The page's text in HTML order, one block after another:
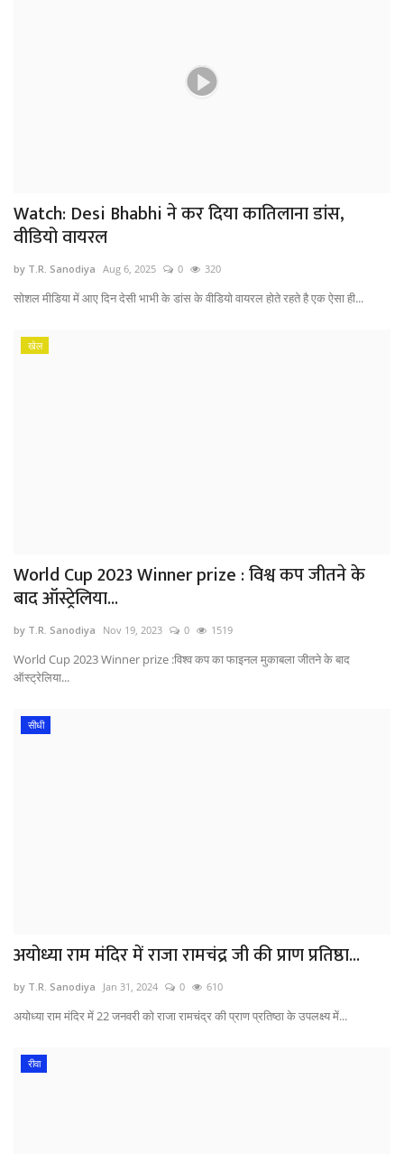
Watch: Desi Bhabhi ने कर दिया कातिलाना डांस,
वीडियो वायरल
by T.R. Sanodiya Aug 6, 2025 0 320
सोशल मीडिया में आए दिन देसी भाभी के डांस के वीडियो वायरल होते रहते है एक ऐसा ही...
खेल
World Cup 2023 Winner prize : विश्व कप जीतने के
बाद ऑस्ट्रेलिया...
by T.R. Sanodiya Nov 19, 2023 0 1519
World Cup 2023 Winner prize :विश्व कप का फाइनल मुकाबला जीतने के बाद
ऑस्ट्रेलिया...
सीधी
अयोध्या राम मंदिर में राजा रामचंद्र जी की प्राण प्रतिष्ठा...
by T.R. Sanodiya Jan 31, 2024 0 610
अयोध्या राम मंदिर में 22 जनवरी को राजा रामचंद्र की प्राण प्रतिष्ठा के उपलक्ष्य में...
रीवा